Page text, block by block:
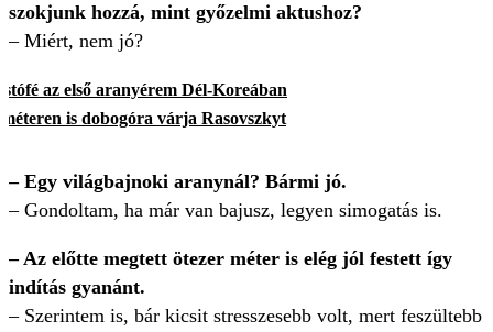
szokjunk hozzá, mint győzelmi aktushoz?
– Miért, nem jó?
az első aranyérem Dél-Koreában
is dobogóra várja Rasovszkyt
– Egy világbajnoki aranynál? Bármi jó.
– Gondoltam, ha már van bajusz, legyen simogatás is.
–Az előtte megtett ötezer méter is elég jól festett így
indítás gyanánt.
– Szerintem is, bár kicsit stresszesebb volt, mert feszültebb